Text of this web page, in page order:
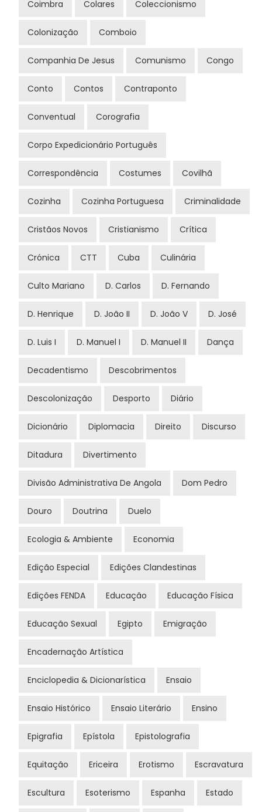
Coimbra Colares Coleccionismo
Colonização Comboio
Companhia De Jesus Comunismo Congo
Conto Contos Contraponto
Conventual Corografia
Corpo Expedicionário Português
Correspondência Costumes Covilhã
Cozinha Cozinha Portuguesa Criminalidade
Cristãos Novos Cristianismo Crítica
Crónica CTT Cuba Culinária
Culto Mariano D. Carlos D. Fernando
D. Henrique D. João II D. João V D. José
D. Luis I D. Manuel I D. Manuel II Dança
Decadentismo Descobrimentos
Descolonização Desporto Diário
Dicionário Diplomacia Direito Discurso
Ditadura Divertimento
Divisão Administrativa De Angola Dom Pedro
Douro Doutrina Duelo
Ecologia & Ambiente Economia
Edição Especial Edições Clandestinas
Edições FENDA Educação Educação Física
Educação Sexual Egipto Emigração
Encadernação Artística
Enciclopedia & Dicionarística Ensaio
Ensaio Histórico Ensaio Literário Ensino
Epigrafia Epístola Epistolografia
Equitação Ericeira Erotismo Escravatura
Escultura Esoterismo Espanha Estado